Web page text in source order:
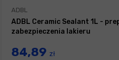
ADBL
ADBL Ceramic Sealant 1L -
zabezpieczenia lakieru
84,89 zł